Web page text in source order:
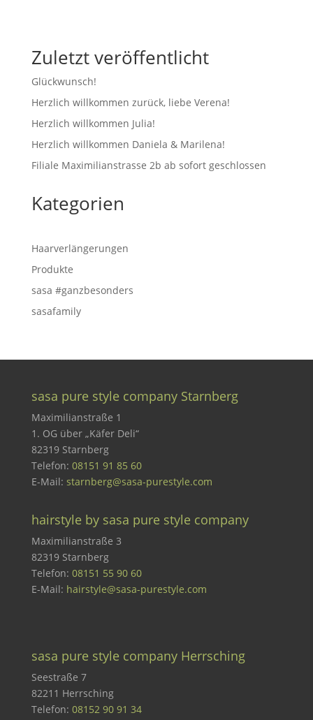
Zuletzt veröffentlicht
Glückwunsch!
Herzlich willkommen zurück, liebe Verena!
Herzlich willkommen Julia!
Herzlich willkommen Daniela & Marilena!
Filiale Maximilianstrasse 2b ab sofort geschlossen
Kategorien
Haarverlängerungen
Produkte
sasa #ganzbesonders
sasafamily
sasa pure style company Starnberg
Maximilianstraße 1
1. OG über „Käfer Deli“
82319 Starnberg
Telefon: 08151 91 85 60
E-Mail: starnberg@sasa-purestyle.com
hairstyle by sasa pure style company
Maximilianstraße 3
82319 Starnberg
Telefon: 08151 55 90 60
E-Mail: hairstyle@sasa-purestyle.com
sasa pure style company Herrsching
Seestraße 7
82211 Herrsching
Telefon: 08152 90 91 34